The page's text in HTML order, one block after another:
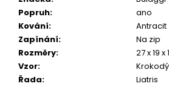
Popruh:
ano
Kování:
Antracit
Zapínání:
Na zip
Rozměry:
27 x 19 x
Vzor:
Řada: Liatris